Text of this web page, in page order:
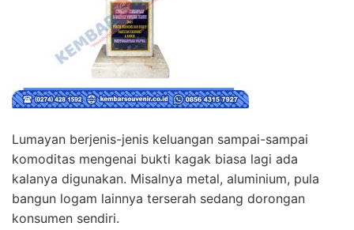
Lumayan berjenis-jenis keluangan sampai-sampai
komoditas mengenai bukti kagak biasa lagi ada
kalanya digunakan. Misalnya metal, aluminium, pula
bangun logam lainnya terserah sedang dorongan
konsumen sendiri.